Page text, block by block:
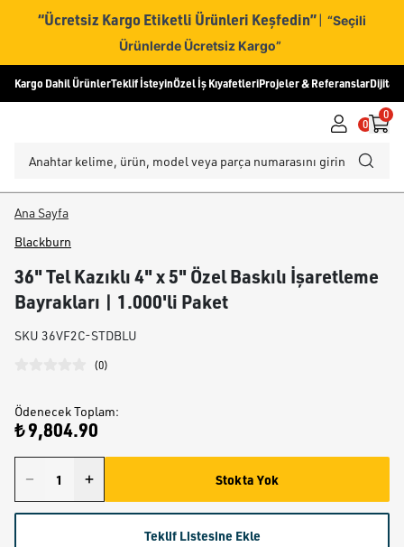
“Ücretsiz Kargo Etiketli Ürünleri Keşfedin” | “Seçili
Ürünlerde Ücretsiz Kargo”
Kargo Dahil ÜrünlerTeklif İsteyinÖzel İş KıyafetleriProjeler & ReferanslarDijital
0
0
Ana Sayfa
Blackburn
36" Tel Kazıklı 4" x 5" Özel Baskılı İşaretleme
Bayrakları | 1.000'li Paket
SKU 36VF2C-STDBLU
(0)
Ödenecek Toplam:
₺ 9,804.90
Stokta Yok
Teklif Listesine Ekle